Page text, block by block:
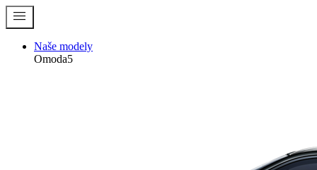
menu
Naše modely
Omoda5